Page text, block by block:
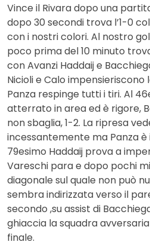
Vince il Rivara dopo una
dopo 30 secondi trova l’1-0
con i nostri colori. Al nostro
poco prima del 10 minuto
con Avanzi Haddaij e
Nicioli e Calo
Panza respinge tutti i tiri. Al
atterrato in area ed è rigore,
non sbaglia, 1-2. La ripresa
incessantemente ma Panza è
79esimo Haddaij prova a
Vareschi para e dopo pochi
diagonale sul quale non può
sembra indirizzata verso il
secondo ,su assist di
ghiaccia la squadra
finale.